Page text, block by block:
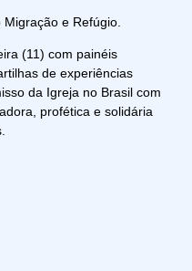
e Refúgio.
(11) com painéis
de experiências
da Igreja no Brasil com
profética e solidária